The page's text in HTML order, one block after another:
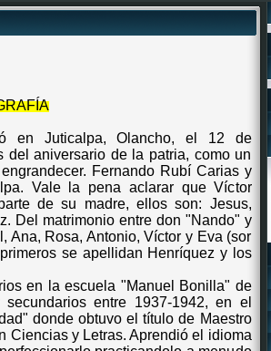
en Juticalpa, Olancho, el 12 de
del aniversario de la patria, como un
Fernando Rubí Carias y
Vale la pena aclarar que Víctor
de su madre, ellos son: Jesus,
Del matrimonio entre don "Nando" y
Ana, Rosa, Antonio, Víctor y Eva (sor
se apellidan Henríquez y los
en la escuela "Manuel Bonilla" de
entre 1937-1942, en el
donde obtuvo el título de Maestro
Ciencias y Letras. Aprendió el idioma